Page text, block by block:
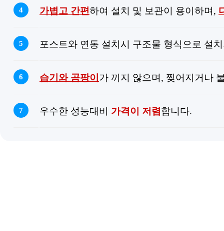
4 가볍고 간편하여 설치 및 보관이 용이하며,
5 포스트와 연동 설치시 구조물 형식으로 설
6 습기와 곰팡이 가 끼지 않으며, 찢어지거나
7 우수한 성능대비 가격이 저렴 합니다.